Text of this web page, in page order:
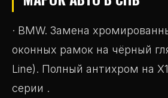
· BMW. Замена
оконных рамок на чёрный
Line). Полный антихром на
серии .